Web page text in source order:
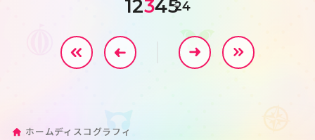
1234524
ホームディスコグラフィ